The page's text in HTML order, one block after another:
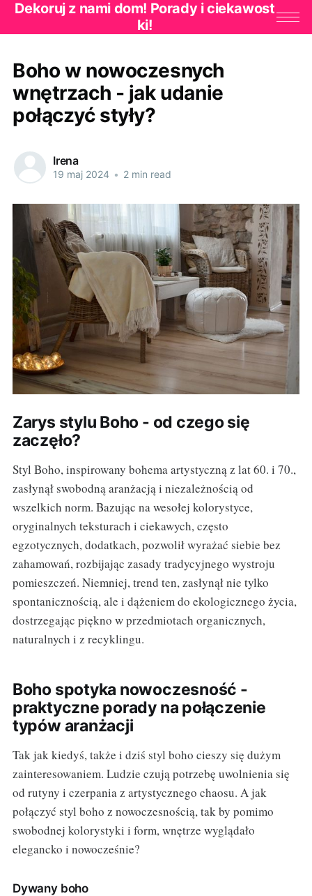
Dekoruj z nami dom! Porady i ciekawost
ki!
Boho w nowoczesnych
wnętrzach - jak udanie
połączyć styły?
Irena
19 maj 2024 • 2 min read
Zarys stylu Boho - od czego się
zaczęło?
Styl Boho, inspirowany bohema artystyczną z lat 60. i 70.,
zasłynął swobodną aranżacją i niezależnością od
wszelkich norm. Bazując na wesołej kolorystyce,
oryginalnych teksturach i ciekawych, często
egzotycznych, dodatkach, pozwolił wyrażać siebie bez
zahamowań, rozbijając zasady tradycyjnego wystroju
pomieszczeń. Niemniej, trend ten, zasłynął nie tylko
spontanicznością, ale i dążeniem do ekologicznego życia,
dostrzegając piękno w przedmiotach organicznych,
naturalnych i z recyklingu.
Boho spotyka nowoczesność -
praktyczne porady na połączenie
typów aranżacji
Tak jak kiedyś, także i dziś styl boho cieszy się dużym
zainteresowaniem. Ludzie czują potrzebę uwolnienia się
od rutyny i czerpania z artystycznego chaosu. A jak
połączyć styl boho z nowoczesnością, tak by pomimo
swobodnej kolorystyki i form, wnętrze wyglądało
elegancko i nowocześnie?
Dywany boho